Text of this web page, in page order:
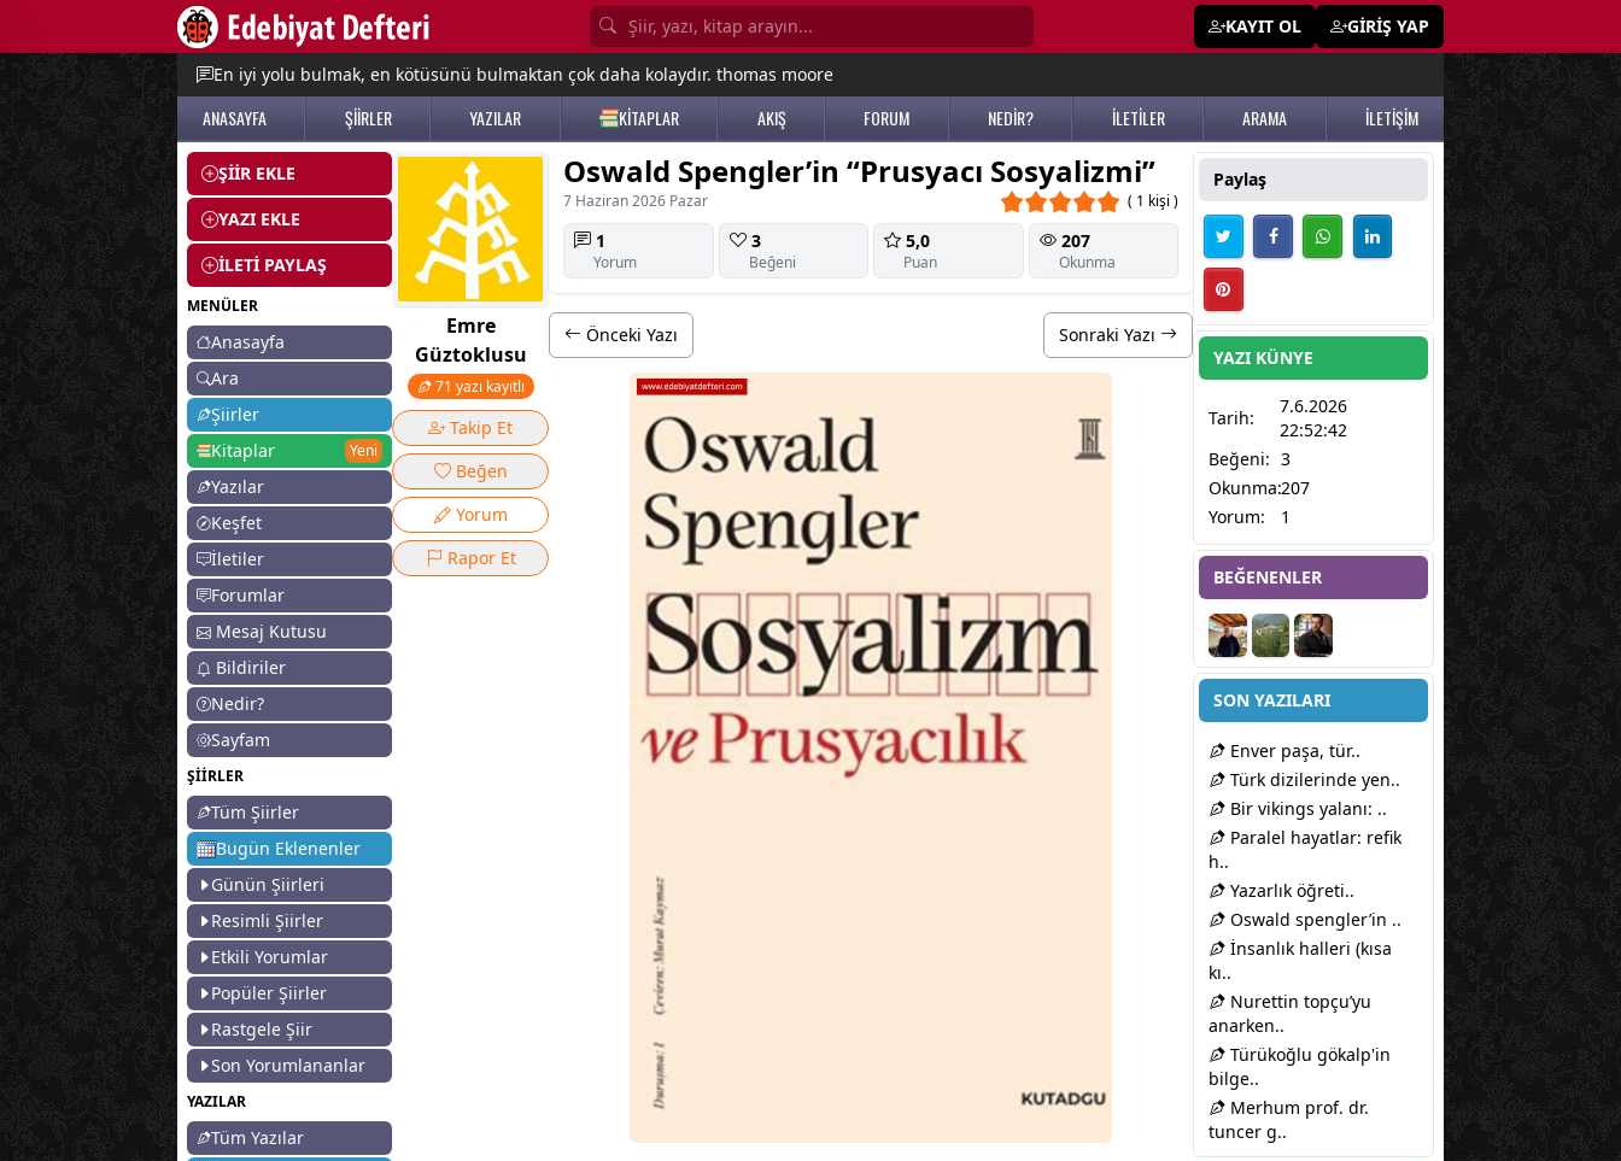
KAYIT OL GİRİŞ YAP
En iyi yolu bulmak, en kötüsünü bulmaktan çok daha kolaydır. thomas moore
ANASAYFA ŞİİRLER YAZILAR KİTAPLAR AKIŞ FORUM NEDİR? İLETİLER ARAMA İLETİŞİM
ŞİİR EKLE
YAZI EKLE
İLETİ PAYLAŞ
MENÜLER
Anasayfa
Ara
Şiirler
Kitaplar
Yeni
Yazılar
Keşfet
İletiler
Forumlar
Mesaj Kutusu
Bildiriler
Nedir?
Sayfam
ŞİİRLER
Tüm Şiirler
Bugün Eklenenler
Günün Şiirleri
Resimli Şiirler
Etkili Yorumlar
Popüler Şiirler
Rastgele Şiir
Son Yorumlananlar
YAZILAR
Tüm Yazılar
Emre
Güztoklusu
71 yazı kayıtlı
Takip Et
Beğen
Yorum
Rapor Et
Oswald Spengler’in “Prusyacı Sosyalizmi”
7 Haziran 2026 Pazar ( 1 kişi )
1
Yorum
3
Beğeni
5,0
Puan
207
Okunma
Önceki Yazı Sonraki Yazı
Paylaş
YAZI KÜNYE
Tarih:
7.6.2026
22:52:42
Beğeni: 3
Okunma:207
Yorum:
1
BEĞENENLER
SON YAZILARI
Enver paşa, tür..
Türk dizilerinde yen..
Bir vikings yalanı: ..
Paralel hayatlar: refik
h..
Yazarlık öğreti..
Oswald spengler’in ..
İnsanlık halleri (kısa
kı..
Nurettin topçu’yu
anarken..
Türükoğlu gökalp'in
bilge..
Merhum prof. dr.
tuncer g..
menu